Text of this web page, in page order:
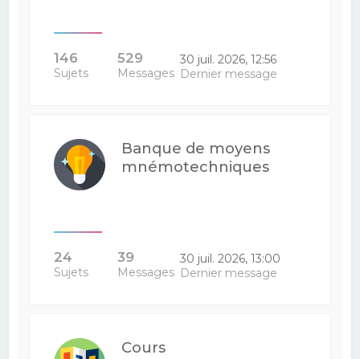
146
Sujets
529
Messages
30 juil. 2026, 12:56
Dernier message
Banque de moyens
mnémotechniques
24
Sujets
39
Messages
30 juil. 2026, 13:00
Dernier message
Cours